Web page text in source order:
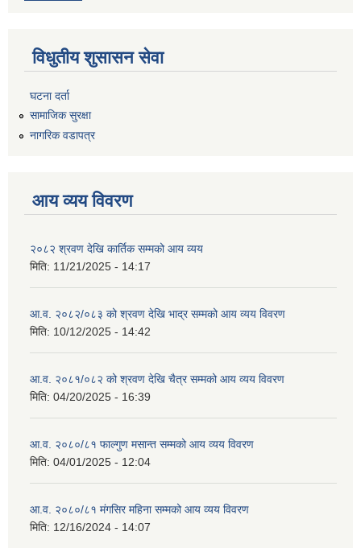
विधुतीय शुसासन सेवा
घटना दर्ता
सामाजिक सुरक्षा
नागरिक वडापत्र
आय व्यय विवरण
२०८२ श्रवण देखि कार्तिक सम्मको आय व्यय
मिति: 11/21/2025 - 14:17
आ.व. २०८२/०८३ को श्रवण देखि भाद्र सम्मको आय व्यय विवरण
मिति: 10/12/2025 - 14:42
आ.व. २०८१/०८२ को श्रवण देखि चैत्र सम्मको आय व्यय विवरण
मिति: 04/20/2025 - 16:39
आ.व. २०८०/८१ फाल्गुण मसान्त सम्मको आय व्यय विवरण
मिति: 04/01/2025 - 12:04
आ.व. २०८०/८१ मंगसिर महिना सम्मको आय व्यय विवरण
मिति: 12/16/2024 - 14:07